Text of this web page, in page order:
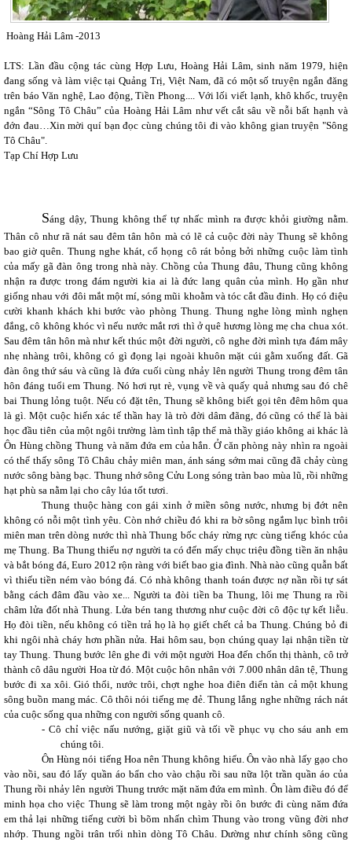
Hoàng Hải Lâm -2013
LTS: Lần đầu cộng tác cùng Hợp Lưu, Hoàng Hải Lâm, sinh năm 1979, hiện
đang sống và làm việc tại Quảng Trị, Việt Nam, đã có một số truyện ngắn đăng
trên báo Văn nghệ, Lao động, Tiền Phong.... Với lối viết lạnh, khô khốc, truyện
ngắn “Sông Tô Châu” của Hoàng Hải Lâm như vết cắt sâu về nỗi bất hạnh và
đớn đau…Xin mời quí bạn đọc cùng chúng tôi đi vào không gian truyện "Sông
Tô Châu".
Tạp Chí Hợp Lưu
Sáng dậy, Thung không thể tự nhấc mình ra được khỏi giường nằm.
Thân cô như rã nát sau đêm tân hôn mà có lẽ cả cuộc đời này Thung sẽ không
bao giờ quên. Thung nghe khát, cổ họng cô rát bỏng bởi những cuộc làm tình
của mấy gã đàn ông trong nhà này. Chồng của Thung đâu, Thung cũng không
nhận ra được trong đám người kia ai là đức lang quân của mình. Họ gần như
giống nhau với đôi mắt một mí, sóng mũi khoằm và tóc cắt đầu đinh. Họ có điệu
cười khanh khách khi bước vào phòng Thung. Thung nghe lòng mình nghẹn
đắng, cô không khóc vì nếu nước mắt rơi thì ở quê hương lòng mẹ cha chua xót.
Sau đêm tân hôn mà như kết thúc một đời người, cô nghe đời mình tựa đám mây
nhẹ nhàng trôi, không có gì đọng lại ngoài khuôn mặt cúi gằm xuống đất. Gã
đàn ông thứ sáu và cũng là đứa cuối cùng nhảy lên người Thung trong đêm tân
hôn đáng tuổi em Thung. Nó hơi rụt rè, vụng về và quấy quả nhưng sau đó chê
bai Thung lỏng tuột. Nếu có đặt tên, Thung sẽ không biết gọi tên đêm hôm qua
là gì. Một cuộc hiến xác tế thần hay là trò đời dâm đãng, đó cũng có thể là bài
học đầu tiên của một ngôi trường làm tình tập thể mà thầy giáo không ai khác là
Ôn Hùng chồng Thung và năm đứa em của hắn. Ở căn phòng này nhìn ra ngoài
có thể thấy sông Tô Châu chảy miên man, ánh sáng sớm mai cũng đã chảy cùng
nước sông bàng bạc. Thung nhớ sông Cửu Long sóng tràn bao mùa lũ, rồi những
hạt phù sa nằm lại cho cây lúa tốt tươi.
Thung thuộc hàng con gái xinh ở miền sông nước, nhưng bị đớt nên
không có nỗi một tình yêu. Còn nhớ chiều đó khi ra bờ sông ngắm lục bình trôi
miên man trên dòng nước thì nhà Thung bốc cháy rừng rực cùng tiếng khóc của
mẹ Thung. Ba Thung thiếu nợ người ta có đến mấy chục triệu đồng tiền ăn nhậu
và bắt bóng đá, Euro 2012 rộn ràng với biết bao gia đình. Nhà nào cũng quẫn bất
vì thiếu tiền ném vào bóng đá. Có nhà không thanh toán được nợ nần rồi tự sát
bằng cách đâm đầu vào xe... Người ta đòi tiền ba Thung, lôi mẹ Thung ra rồi
châm lửa đốt nhà Thung. Lửa bén tang thương như cuộc đời cô độc tự kết liễu.
Họ đòi tiền, nếu không có tiền trả họ là họ giết chết cả ba Thung. Chúng bỏ đi
khi ngôi nhà cháy hơn phần nửa. Hai hôm sau, bọn chúng quay lại nhận tiền từ
tay Thung. Thung bước lên ghe đi với một người Hoa đến chốn thị thành, cô trở
thành cô dâu người Hoa từ đó. Một cuộc hôn nhân với 7.000 nhân dân tệ, Thung
bước đi xa xôi. Gió thổi, nước trôi, chợt nghe hoa điên điển tàn cả một khung
sông buồn mang mác. Cô thôi nói tiếng mẹ đẻ. Thung lắng nghe những rách nát
của cuộc sống qua những con người sống quanh cô.
- Cô chỉ việc nấu nướng, giặt giũ và tối về phục vụ cho sáu anh em
chúng tôi.
Ôn Hùng nói tiếng Hoa nên Thung không hiểu. Ôn vào nhà lấy gạo cho
vào nồi, sau đó lấy quần áo bẩn cho vào chậu rồi sau nữa lột trần quần áo của
Thung rồi nhảy lên người Thung trước mặt năm đứa em mình. Ôn làm điều đó để
minh họa cho việc Thung sẽ làm trong một ngày rồi ôn bước đi cùng năm đứa
em thả lại những tiếng cười bì bõm nhấn chìm Thung vào trong vũng đời nhơ
nhớp. Thung ngồi trân trối nhìn dòng Tô Châu. Dường như chính sông cũng